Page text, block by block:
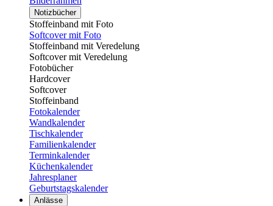
Notizbücher
Stoffeinband mit Foto
Softcover mit Foto
Stoffeinband mit Veredelung
Softcover mit Veredelung
Fotobücher
Hardcover
Softcover
Stoffeinband
Fotokalender
Wandkalender
Tischkalender
Familienkalender
Terminkalender
Küchenkalender
Jahresplaner
Geburtstagskalender
Anlässe